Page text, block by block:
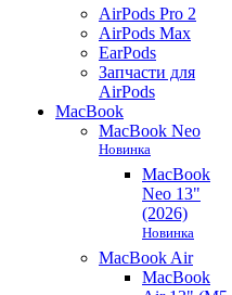
AirPods Pro 2
AirPods Max
EarPods
Запчасти для
AirPods
MacBook
MacBook Neo
Новинка
MacBook
Neo 13"
(2026)
Новинка
MacBook Air
MacBook